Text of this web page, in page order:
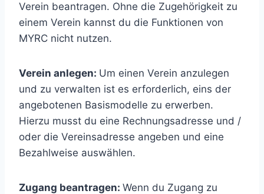
Verein beantragen. Ohne die Zugehörigkeit zu
einem Verein kannst du die Funktionen von
MYRC nicht nutzen.
Verein anlegen: Um einen Verein anzulegen
und zu verwalten ist es erforderlich, eins der
angebotenen Basismodelle zu erwerben.
Hierzu musst du eine Rechnungsadresse und /
oder die Vereinsadresse angeben und eine
Bezahlweise auswählen.
Zugang beantragen: Wenn du Zugang zu